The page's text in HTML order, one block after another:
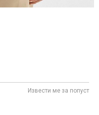
Извести ме за попуст